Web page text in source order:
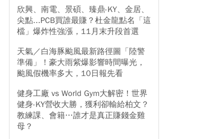
欣興、南電、景碩、臻鼎-KY、金居、
尖點...PCB買誰最賺？杜金龍點名「這
檔」爆炸性強漲，11月末升段首選
天氣／白海豚颱風最新路徑圖「陸警
準備」！豪大雨紫爆影響時間曝光，
颱風假機率多大，10日報先看
健身工廠 vs World Gym大解密！世界
健身-KY營收大勝，獲利卻輸給柏文？
教練課、會籍…誰才是真正賺錢金雞
母？